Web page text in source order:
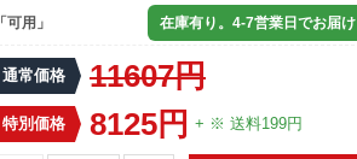
「可用」 在庫有り。4-7営業日でお届け
通常価格 11607円
特別価格 8125円 + ※ 送料199円